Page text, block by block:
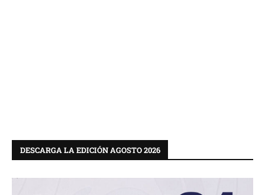
DESCARGA LA EDICIÓN AGOSTO 2026